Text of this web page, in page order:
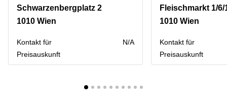
Schwarzenbergplatz 2
1010 Wien
Kontakt für
Preisauskunft
N/A
Fleischmarkt 1/6/
1010 Wien
Kontakt für
Preisauskunft